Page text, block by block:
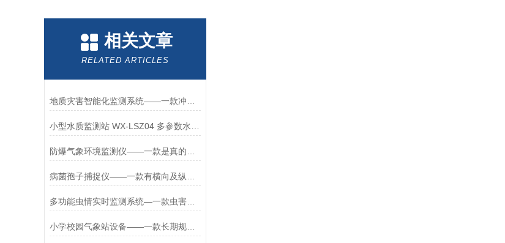
相关文章
RELATED ARTICLES
多功能虫情实时监测系统—一款虫害防控的高智能远程虫情监测系统2026+派+送
小学校园气象站设备——一款长期规划的校园数字气象站设备2025+派+送